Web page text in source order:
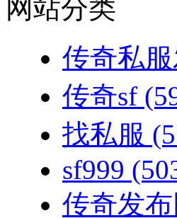
网站分类
传奇私
传奇sf
找私服
sf999
传奇发